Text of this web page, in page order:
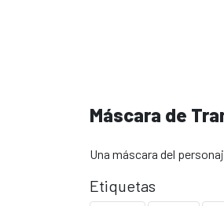
Máscara de
Una máscara del
Etiquetas